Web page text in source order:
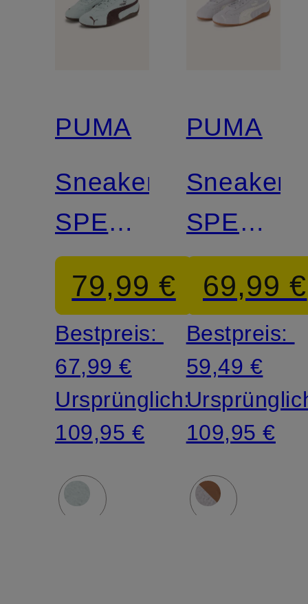
PUMA
Sneaker
SPEEDCAT
OG
79,99 €
Bestpreis:
67,99 €
Ursprünglich:
109,95 €
PUMA
Sneaker
OG
69,99 €
Bestpreis:
59,49 €
109,95 €